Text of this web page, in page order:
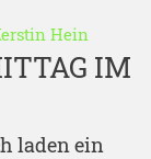
Hein
IM
laden ein